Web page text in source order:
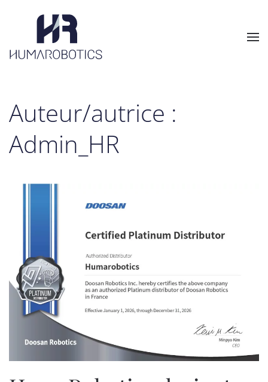
Skip to main content
Auteur/autrice :
Admin_HR